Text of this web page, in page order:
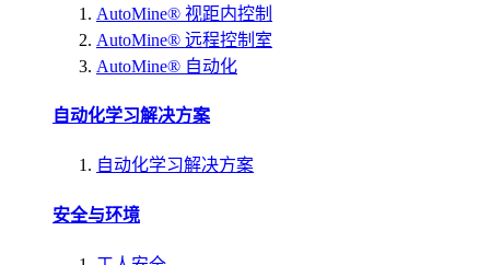
AutoMine® 视距内控制
AutoMine® 远程控制室
AutoMine® 自动化
自动化学习解决方案
自动化学习解决方案
安全与环境